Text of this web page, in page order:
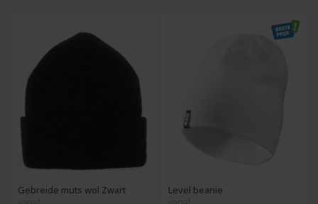
Gebreide muts wol Zwart
Level beanie